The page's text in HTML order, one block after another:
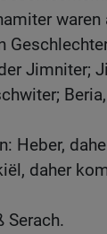
Jimniter;
Heber,
daher
Serach.